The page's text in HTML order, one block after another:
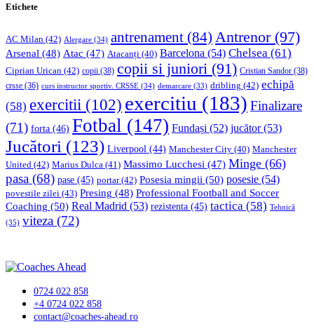
Etichete
AC Milan (42) Alergare (34) antrenament (84) Antrenor(97)
Arsenal (48) Atac (47) Atacanți (40) Barcelona (54) Chelsea (61)
Ciprian Urican (42) copii (38) copii si juniori (91) Cristian Sandor (38)
crsse (36) curs instructor sportiv. CRSSE (34) demarcare (33) dribling (42) echipă
(58) exercitii (102) exercitiu (183) Finalizare
(71) forta (46) Fotbal (147) Fundași (52) jucător(53)
Jucători (123) Liverpool (44) Manchester City (40) Manchester
United (42) Marius Dulca (41) Massimo Lucchesi (47) Minge (66)
pasa (68) pase (45) portar(42) Posesia mingii (50) posesie (54)
povestile zilei (43) Presing (48) Professional Football and Soccer
Coaching (50) Real Madrid (53) rezistenta (45) tactica (58) Tehnică
(35) viteza (72)
0724 022 858
+4 0724 022 858
contact@coaches-ahead.ro